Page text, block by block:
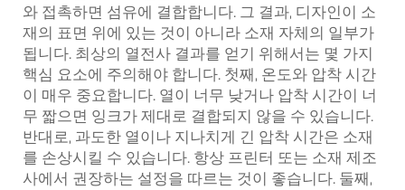
와 접촉하면 섬유에 결합합니다. 그 결과, 디자인이 소
재의 표면 위에 있는 것이 아니라 소재 자체의 일부가
됩니다. 최상의 열전사 결과를 얻기 위해서는 몇 가지
핵심 요소에 주의해야 합니다. 첫째, 온도와 압착 시간
이 매우 중요합니다. 열이 너무 낮거나 압착 시간이 너
무 짧으면 잉크가 제대로 결합되지 않을 수 있습니다.
반대로, 과도한 열이나 지나치게 긴 압착 시간은 소재
를 손상시킬 수 있습니다. 항상 프린터 또는 소재 제조
사에서 권장하는 설정을 따르는 것이 좋습니다. 둘째,